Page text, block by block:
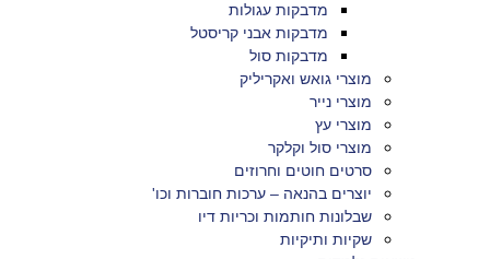
מדבקות עגולות
מדבקות אבני קריסטל
מדבקות סול
מוצרי גואש ואקריליק
מוצרי נייר
מוצרי עץ
מוצרי סול וקלקר
סרטים חוטים וחרוזים
יוצרים בהנאה – ערכות חוברות וכו'
שבלונות חותמות וכריות דיו
שקיות ותיקיות